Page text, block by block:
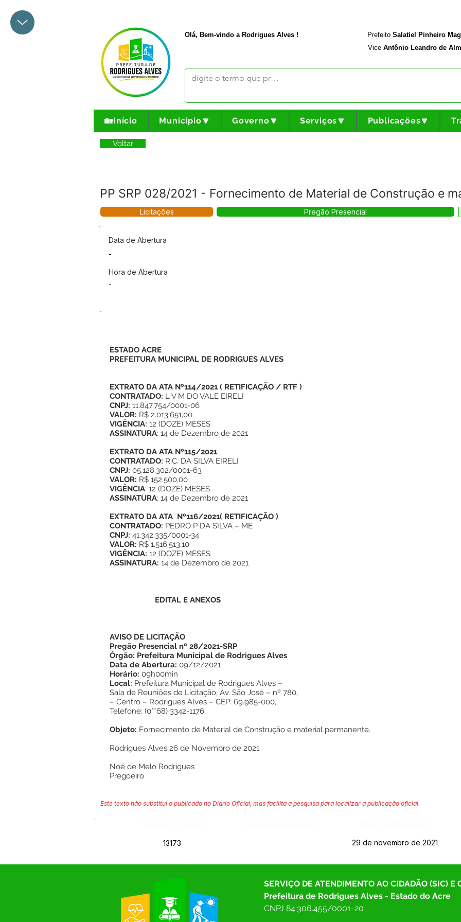
Olá, Bem-vindo a Rodrigues Alves ! Prefeito Salatiel Pinheiro
Vice Antônio Leandro de
🏡Início Município🔽 Governo🔽 Serviços🔽 Publicações🔽
Voltar
PP SRP 028/2021 - Fornecimento de Material de Construção e
Licitações Pregão Presencial
Data de Abertura
-
Hora de Abertura
-
ESTADO ACRE
PREFEITURA MUNICIPAL DE RODRIGUES ALVES
EXTRATO DA ATA Nº114/2021 ( RETIFICAÇÃO / RTF )
CONTRATADO: L V M DO VALE EIRELI
CNPJ: 11.847.754/0001-06
VALOR: R$ 2.013.651,00
VIGÊNCIA: 12 (DOZE) MESES
ASSINATURA: 14 de Dezembro de 2021
EXTRATO DA ATA Nº115/2021
CONTRATADO: R.C. DA SILVA EIRELI
CNPJ: 05.128.302/0001-63
VALOR: R$ 152.500,00
VIGÊNCIA: 12 (DOZE) MESES
ASSINATURA: 14 de Dezembro de 2021
EXTRATO DA ATA Nº116/2021( RETIFICAÇÃO )
CONTRATADO: PEDRO P DA SILVA – ME
CNPJ: 41.342.335/0001-34
VALOR: R$ 1.516.513,10
VIGÊNCIA: 12 (DOZE) MESES
ASSINATURA: 14 de Dezembro de 2021
EDITAL E ANEXOS
AVISO DE LICITAÇÃO
Pregão Presencial nº 28/2021-SRP
Órgão: Prefeitura Municipal de Rodrigues Alves
Data de Abertura: 09/12/2021
Horário: 09h00min
Local: Prefeitura Municipal de Rodrigues Alves –
Sala de Reuniões de Licitação, Av. São José – nº 780,
– Centro – Rodrigues Alves – CEP: 69.985-000,
Telefone: (0**68) 3342-1176.
Objeto: Fornecimento de Material de Construção e material permanente.
Rodrigues Alves 26 de Novembro de 2021
Noé de Melo Rodrigues
Pregoeiro
Este texto não substitui o publicado no Diário Oficial, mas facilita a pesquisa para localizar a publicação oficial.
13173 29 de novembro de 2021
SERVIÇO DE ATENDIMENTO AO CIDADÃO (SIC) E
Prefeitura de Rodrigues Alves - Estado do Acre
CNPJ 84.306.455/0001-20